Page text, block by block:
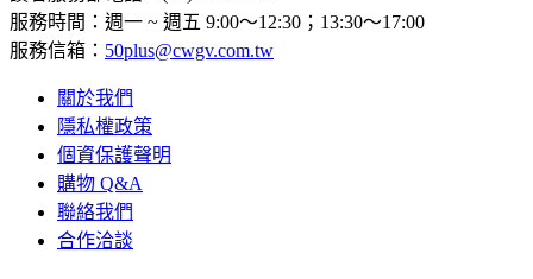
服務時間：週一 ~ 週五 9:00～12:30；13:30～17:00
服務信箱： 50plus@cwgv.com.tw
關於我們
隱私權政策
個資保護聲明
購物 Q&A
聯絡我們
合作洽談